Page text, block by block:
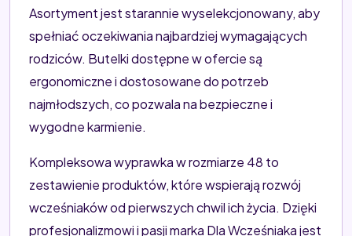
Asortyment jest starannie wyselekcjonowany, aby
spełniać oczekiwania najbardziej wymagających
rodziców. Butelki dostępne w ofercie są
ergonomiczne i dostosowane do potrzeb
najmłodszych, co pozwala na bezpieczne i
wygodne karmienie.
Kompleksowa wyprawka w rozmiarze 48 to
zestawienie produktów, które wspierają rozwój
wcześniaków od pierwszych chwil ich życia. Dzięki
profesjonalizmowi i pasji marka Dla Wcześniaka jest